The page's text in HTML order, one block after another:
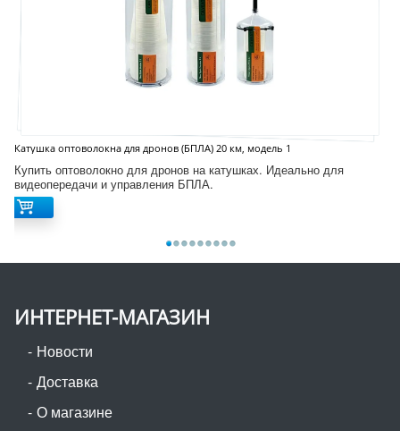
Катушка оптоволокна для дронов (БПЛА) 20 км, модель 1
Купить оптоволокно для дронов на катушках. Идеально для
видеопередачи и управления БПЛА.
ИНТЕРНЕТ-МАГАЗИН
Новости
Доставка
О магазине